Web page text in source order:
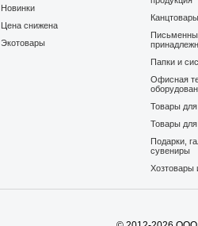
Новинки
Цена снижена
Экотовары
Папки и
Офисная
Товары
Товары
Подарки,
сувениры
Хозтовары